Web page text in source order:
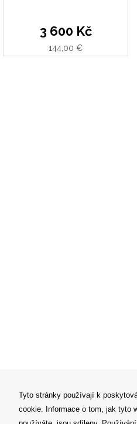
Tyto stránky používají k
cookie. Informace o tom, jak tyto
3 600 Kč
144,00 €